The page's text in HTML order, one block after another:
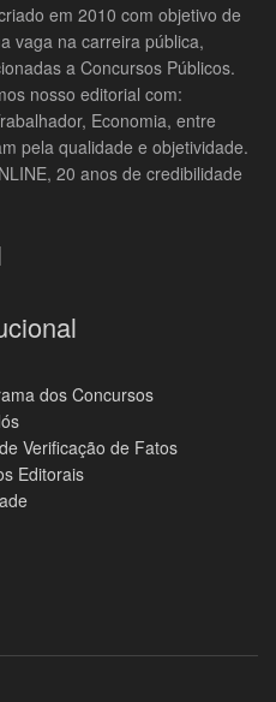
em 2010 com objetivo de
vaga na carreira pública,
a Concursos Públicos.
nosso editorial com:
Economia, entre
pela qualidade e objetividade.
20 anos de credibilidade
dos Concursos
Verificação de Fatos
Editorais